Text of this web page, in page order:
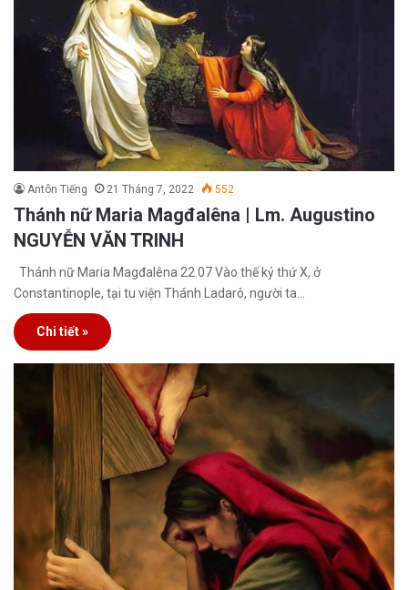
Antôn Tiếng 21 Tháng 7, 2022 552
Thánh nữ Maria Magđalêna | Lm. Augustino
NGUYỄN VĂN TRINH
Thánh nữ Maria Magđalêna 22.07 Vào thế kỷ thứ X, ở
Constantinople, tại tu viện Thánh Ladarô, người ta…
Chi tiết »